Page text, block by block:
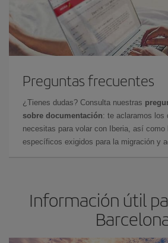
Preguntas frecuentes
¿Tienes dudas? Consulta nuestras
sobre documentación: te aclaramos los
necesitas para volar con Iberia, así como
específicos exigidos para la migración y
Información útil